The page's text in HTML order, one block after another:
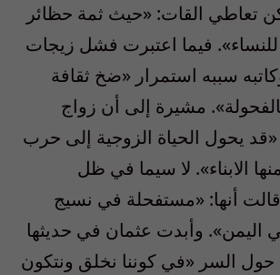
تعاطي القات: «حيث ثمة حظائر
فيما اعتبرت فشل زيجات
سببه استمرار «ضخ ثقافة
مشيرة إلى أن زواج
«قد يحول الحياة الزوجية إلى حرب
الابناء». لا سيما في ظل
قالت أنها: «مستفحلة في نسيج
اليمن». وأبدت عثمان في حديثها
حول السر «في كوننا نخلق ونتكون